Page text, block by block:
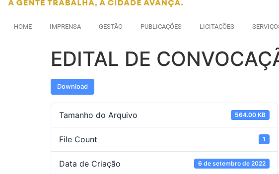
HOME IMPRENSA GESTÃO PUBLICAÇÕES LICITAÇÕES
EDITAL DE
Download
Tamanho do Arquivo 564.00 KB
File Count 1
Data de Criação 6 de setembro de 2022